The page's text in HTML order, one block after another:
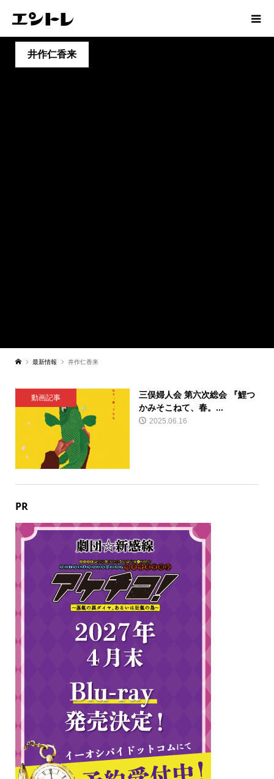
井作仁香来
最新情報 井作仁香来
動画記事
三俣婦人会 第六次総会 『鯉つ
かみそこねて、春。...
2025.06.16
PR